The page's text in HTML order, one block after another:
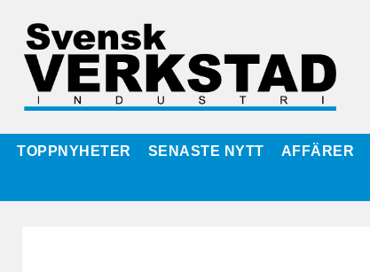
TOPPNYHETER SENASTE NYTT AFFÄRER